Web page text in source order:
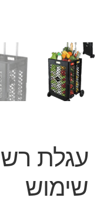
עגלת
שימוש